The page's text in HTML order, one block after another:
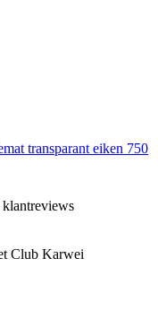
transparant eiken 750
klantreviews
Club Karwei